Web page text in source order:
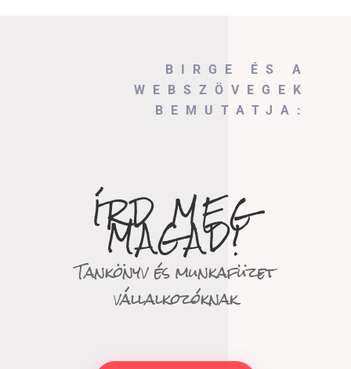
BIRGE ÉS A
WEBSZÖVEGEK
BEMUTATJA:
ÍRD MEG
MAGAD!
Tankönyv és munkafüzet
vállalkozóknak